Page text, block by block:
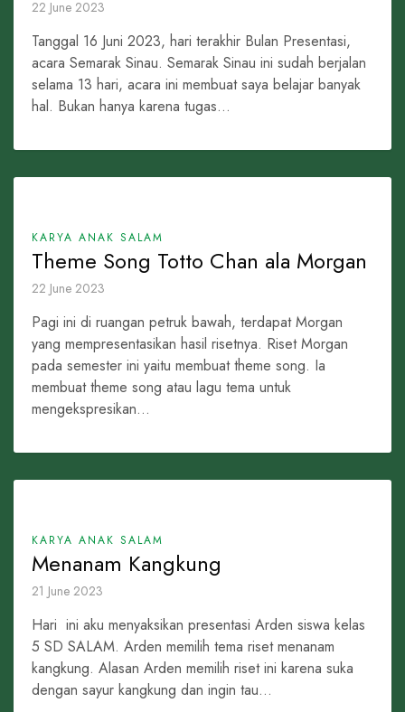
22 June 2023
Tanggal 16 Juni 2023, hari terakhir Bulan Presentasi,
acara Semarak Sinau. Semarak Sinau ini sudah berjalan
selama 13 hari, acara ini membuat saya belajar banyak
hal. Bukan hanya karena tugas...
KARYA ANAK SALAM
Theme Song Totto Chan ala Morgan
22 June 2023
Pagi ini di ruangan petruk bawah, terdapat Morgan
yang mempresentasikan hasil risetnya. Riset Morgan
pada semester ini yaitu membuat theme song. Ia
membuat theme song atau lagu tema untuk
mengekspresikan...
KARYA ANAK SALAM
Menanam Kangkung
21 June 2023
Hari ini aku menyaksikan presentasi Arden siswa kelas
5 SD SALAM. Arden memilih tema riset menanam
kangkung. Alasan Arden memilih riset ini karena suka
dengan sayur kangkung dan ingin tau...